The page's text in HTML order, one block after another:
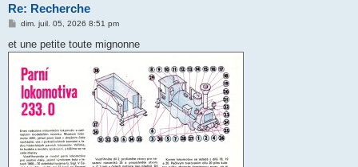
Re: Recherche
M
s
s
g
e
dim. juil. 05, 2026 8:51 pm
et une petite toute mignonne